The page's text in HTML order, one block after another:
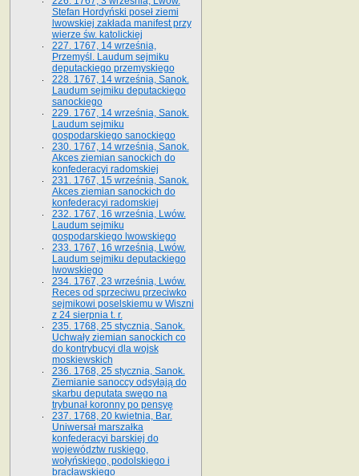
Stefan Hordyński poseł ziemi
lwowskiej zakłada manifest przy
wierze św. ka­tolickiej
227. 1767, 14 września,
Przemyśl. Laudum sejmiku
deputackiego przemyskiego
228. 1767, 14 września, Sanok.
Laudum sejmiku deputackiego
sanockiego
229. 1767, 14 września, Sanok.
Laudum sejmiku
gospodarskiego sanockiego
230. 1767, 14 września, Sanok.
Akces ziemian sanockich do
konfederacyi radomskiej
231. 1767, 15 września, Sanok.
Akces ziemian sanockich do
konfederacyi radomskiej
232. 1767, 16 września, Lwów.
Laudum sejmiku
gospodarskiego lwowskiego
233. 1767, 16 września, Lwów.
Laudum sejmiku deputackiego
lwowskiego
234. 1767, 23 września, Lwów.
Reces od sprzeciwu przeciwko
sejmikowi poselskiemu w Wiszni
z 24 sierpnia t. r.
235. 1768, 25 stycznia, Sanok.
Uchwały ziemian sanockich co
do kontrybucyi dla wojsk
moskiewskich
236. 1768, 25 stycznia, Sanok.
Ziemianie sanoccy odsyłają do
skarbu deputata swego na
trybunał koronny po pensyę
237. 1768, 20 kwietnia, Bar.
Uniwersał marszałka
konfederacyi barskiej do
województw ruskiego,
wołyńskiego, podolskiego i
bracławskiego